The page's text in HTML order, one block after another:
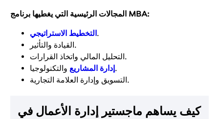
المجالات الرئيسية التي يغطيها برنامج MBA:
التخطيط الاستراتيجي.
القيادة والتأثير.
التحليل المالي واتخاذ القرارات.
إدارة المشاريعوالتكنولوجيا.
التسويق وإدارة العلامة التجارية.
كيف يساهم ماجستير إدارة الأعمال في